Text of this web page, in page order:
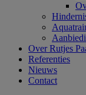
Over Rutjes
Referenties
Nieuws
Contact